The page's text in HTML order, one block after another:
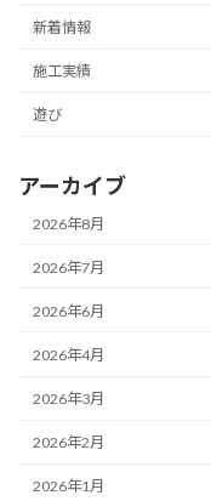
新着情報
施工実績
遊び
アーカイブ
2026年8月
2026年7月
2026年6月
2026年4月
2026年3月
2026年2月
2026年1月